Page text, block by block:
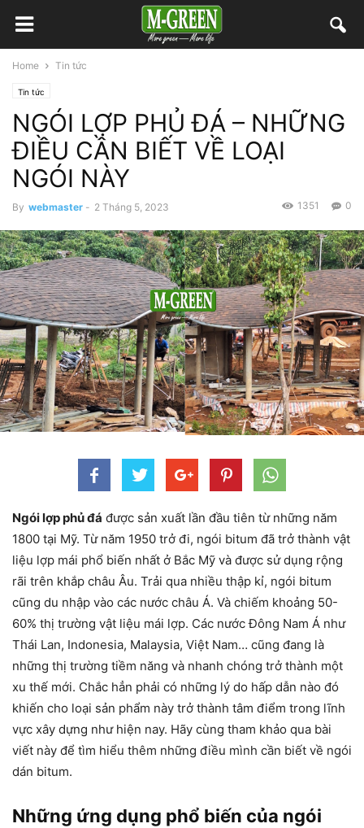
Home Tin tức
Tin tức
NGÓI LỢP PHỦ ĐÁ – NHỮNG
ĐIỀU CẦN BIẾT VỀ LOẠI
NGÓI NÀY
By webmaster - 2 Tháng 5, 2023 0
1351
Ngói lợp phủ đá được sản xuất lần đầu tiên từ những năm
1800 tại Mỹ. Từ năm 1950 trở đi, ngói bitum đã trở thành vật
liệu lợp mái phổ biến nhất ở Bắc Mỹ và được sử dụng rộng
rãi trên khắp châu Âu. Trải qua nhiều thập kỉ, ngói bitum
cũng du nhập vào các nước châu Á. Và chiếm khoảng 50-
60% thị trường vật liệu mái lợp. Các nước Đông Nam Á như
Thái Lan, Indonesia, Malaysia, Việt Nam… cũng đang là
những thị trường tiềm năng và nhanh chóng trở thành một
xu thế mới. Chắc hẳn phải có những lý do hấp dẫn nào đó
khiến cho loại sản phẩm này trở thành tâm điểm trong lĩnh
vực xây dựng như hiện nay. Hãy cùng tham khảo qua bài
viết này để tìm hiểu thêm những điều mình cần biết về ngói
dán bitum.
Những ứng dụng phổ biến của ngói